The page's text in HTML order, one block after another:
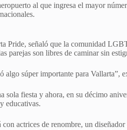
al que ingresa el mayor
Pride, señaló que la comunidad
parejas son libres de caminar sin
súper importante para Vallarta”,
fiesta y ahora, en su décimo
educativas.
actrices de renombre, un